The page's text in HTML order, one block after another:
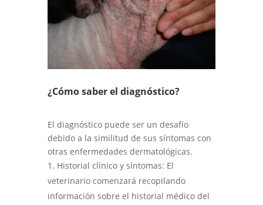
¿Cómo saber el diagnóstico?
El diagnóstico puede ser un desafío
debido a la similitud de sus síntomas con
otras enfermedades dermatológicas.
Historial clínico y síntomas: El
veterinario comenzará recopilando
información sobre el historial médico del